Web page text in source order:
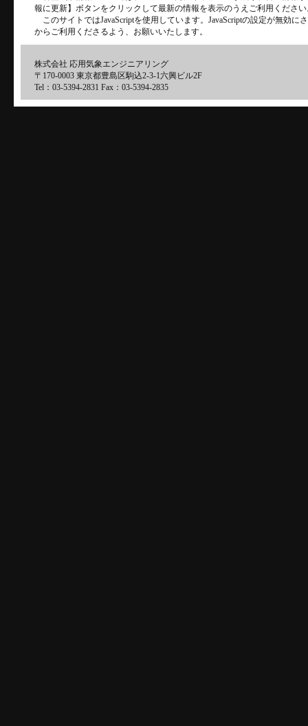
報に更新】ボタンをクリックして最新の情報を表示のうえご利用くださ
このサイトではJavaScriptを使用しています。JavaScriptの設定が無効
からご利用くださるよう、お願いいたします。
株式会社 応用気象エンジニアリング
〒170-0003 東京都豊島区駒込2-3-1六興ビル2F
Tel：03-5394-2831 Fax：03-5394-2835